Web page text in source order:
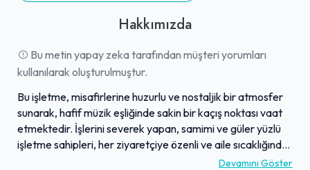
Hakkımızda
Bu metin yapay zeka tarafından müşteri yorumları
kullanılarak oluşturulmuştur.
Bu işletme, misafirlerine huzurlu ve nostaljik bir atmosfer
sunarak, hafif müzik eşliğinde sakin bir kaçış noktası vaat
etmektedir. İşlerini severek yapan, samimi ve güler yüzlü
işletme sahipleri, her ziyaretçiye özenli ve aile sıcaklığında
bir karşılama sunar. Mekanın genel temizliği ve servis hızı
Devamını Göster